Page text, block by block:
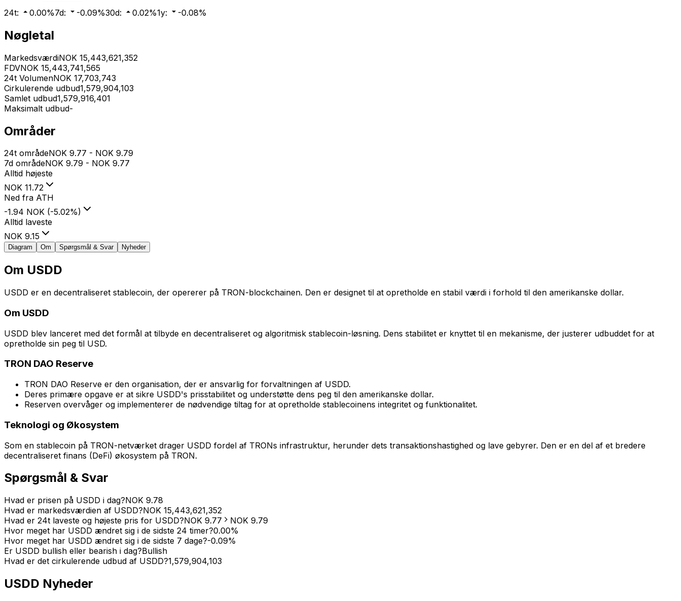
24t: 0.00%7d: -0.09%30d: 0.02%1y: -0.08%
Nøgletal
MarkedsværdiNOK 15,443,621,352
FDVNOK 15,443,741,565
24t VolumenNOK 17,703,743
Cirkulerende udbud1,579,904,103
Samlet udbud1,579,916,401
Maksimalt udbud-
Områder
24t områdeNOK 9.77 - NOK 9.79
7d områdeNOK 9.79 - NOK 9.77
Alltid højeste
NOK 11.72
Ned fra ATH
-1.94 NOK (-5.02%)
Alltid laveste
NOK 9.15
Diagram Om Spørgsmål & Svar Nyheder
Om USDD
USDD er en decentraliseret stablecoin, der opererer på TRON-blockchainen. Den er designet til at opretholde en stabil værdi i forhold til den amerikanske dollar.
Om USDD
USDD blev lanceret med det formål at tilbyde en decentraliseret og algoritmisk stablecoin-løsning. Dens stabilitet er knyttet til en mekanisme, der justerer udbuddet for at
opretholde sin peg til USD.
TRON DAO Reserve
TRON DAO Reserve er den organisation, der er ansvarlig for forvaltningen af USDD.
Deres primære opgave er at sikre USDD's prisstabilitet og understøtte dens peg til den amerikanske dollar.
Reserven overvåger og implementerer de nødvendige tiltag for at opretholde stablecoinens integritet og funktionalitet.
Teknologi og Økosystem
Som en stablecoin på TRON-netværket drager USDD fordel af TRONs infrastruktur, herunder dets transaktionshastighed og lave gebyrer. Den er en del af et bredere
decentraliseret finans (DeFi) økosystem på TRON.
Spørgsmål & Svar
Hvad er prisen på USDD i dag?NOK 9.78
Hvad er markedsværdien af USDD?NOK 15,443,621,352
Hvad er 24t laveste og højeste pris for USDD?NOK 9.77 NOK 9.79
Hvor meget har USDD ændret sig i de sidste 24 timer?0.00%
Hvor meget har USDD ændret sig i de sidste 7 dage?-0.09%
Er USDD bullish eller bearish i dag?Bullish
Hvad er det cirkulerende udbud af USDD?1,579,904,103
USDD Nyheder